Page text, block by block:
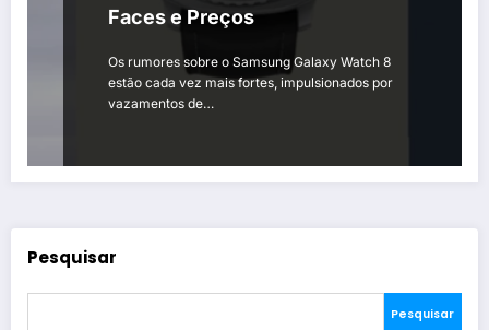
Faces e Preços
Os rumores sobre o Samsung Galaxy Watch 8
estão cada vez mais fortes, impulsionados por
vazamentos de…
Pesquisar
Pesquisar